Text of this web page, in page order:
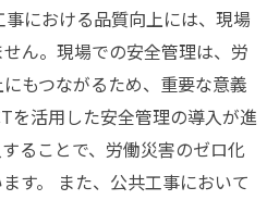
事における品質向上には、現場
ん。現場での安全管理は、労
もつながるため、重要な意義
を活用した安全管理の導入が進
ることで、労働災害のゼロ化
す。 また、公共工事において